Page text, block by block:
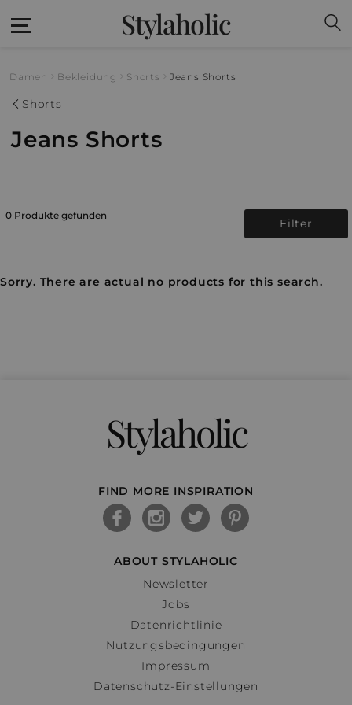
Stylaholic
Damen Bekleidung Shorts Jeans Shorts
Shorts
Jeans Shorts
0 Produkte gefunden
Filter
Sorry. There are actual no products for this search.
Stylaholic
FIND MORE INSPIRATION
ABOUT STYLAHOLIC
Newsletter
Jobs
Datenrichtlinie
Nutzungsbedingungen
Impressum
Datenschutz-Einstellungen